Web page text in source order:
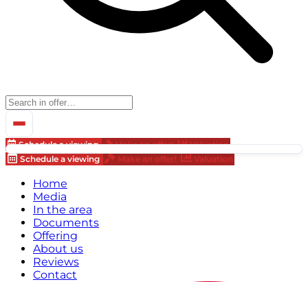
Schedule a viewing Make an offer!
Valuation
Schedule a viewing
Make an offer! Valuation
Home
Media
In the area
Documents
Offering
About us
Reviews
Contact